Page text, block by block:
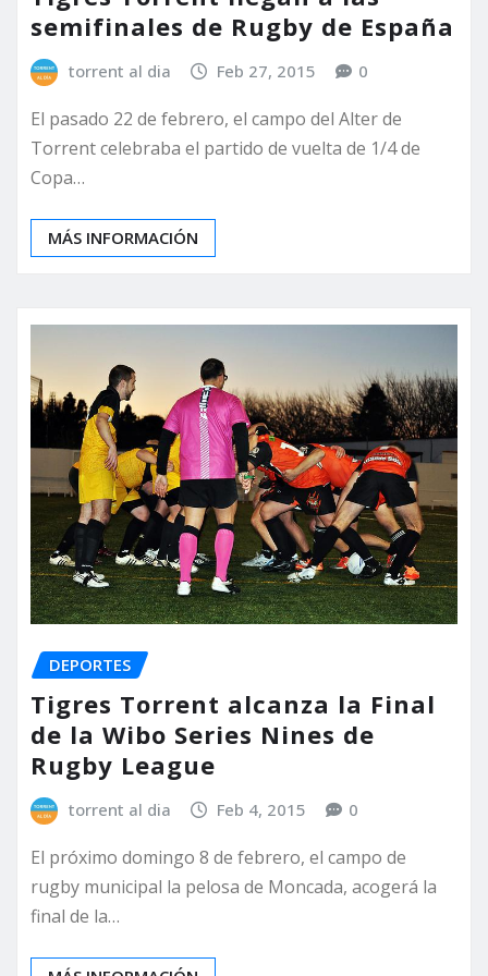
semifinales de Rugby de España
torrent al dia Feb 27, 2015 0
El pasado 22 de febrero, el campo del Alter de
Torrent celebraba el partido de vuelta de 1/4 de
Copa…
MÁS INFORMACIÓN
DEPORTES
Tigres Torrent alcanza la Final
de la Wibo Series Nines de
Rugby League
torrent al dia Feb 4, 2015 0
El próximo domingo 8 de febrero, el campo de
rugby municipal la pelosa de Moncada, acogerá la
final de la…